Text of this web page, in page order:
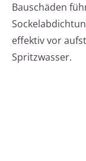
Bauschäden
effektiv vor
Spritzwasser.